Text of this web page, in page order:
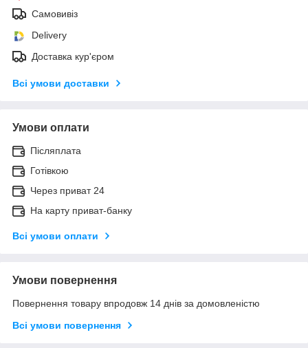
Самовивіз
Delivery
Доставка кур'єром
Всі умови доставки
Умови оплати
Післяплата
Готівкою
Через приват 24
На карту приват-банку
Всі умови оплати
Умови повернення
Повернення товару впродовж 14 днів за домовленістю
Всі умови повернення